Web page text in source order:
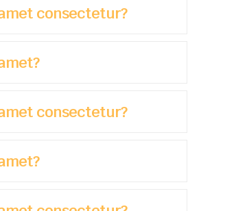
consectetur?
consectetur?